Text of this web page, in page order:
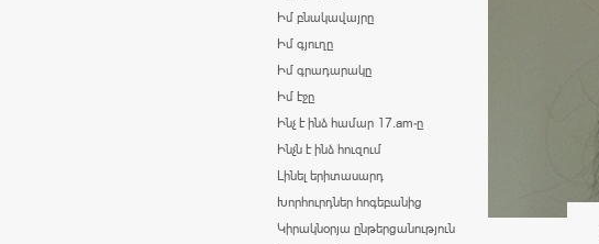
Իմ բնակավայրը
Իմ գյուղը
Իմ գրադարակը
Իմ էջը
Ինչ է ինձ համար 17.am-ը
Ինչն է ինձ հուզում
Լինել երիտասարդ
Խորհուրդներ հոգեբանից
Կիրակնօրյա ընթերցանություն